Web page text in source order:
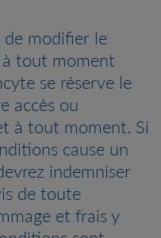
modifier le
tout moment
se réserve le
accès ou
à tout moment. Si
cause un
indemniser
de toute
et frais y